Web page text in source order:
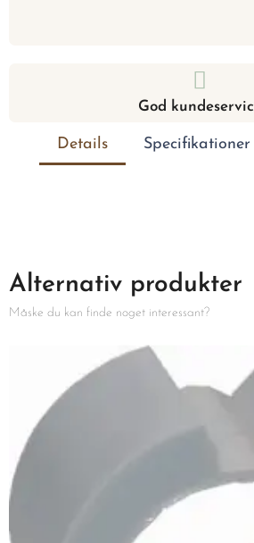
God
Details Specifikationer
Alternativ produkter
Måske du kan finde noget interessant?